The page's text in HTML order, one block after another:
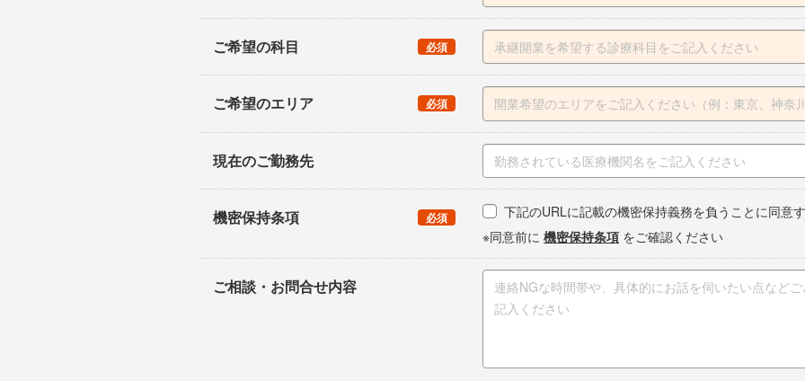
ご希望の科目 （
必須）
ご希望のエリア （
必須）
現在のご勤務先
機密保持条項 （
必須）
下記のURLに記載の機密保持義務を負うことに同意
※同意前に 機密保持条項をご確認ください
ご相談・お問合せ内容